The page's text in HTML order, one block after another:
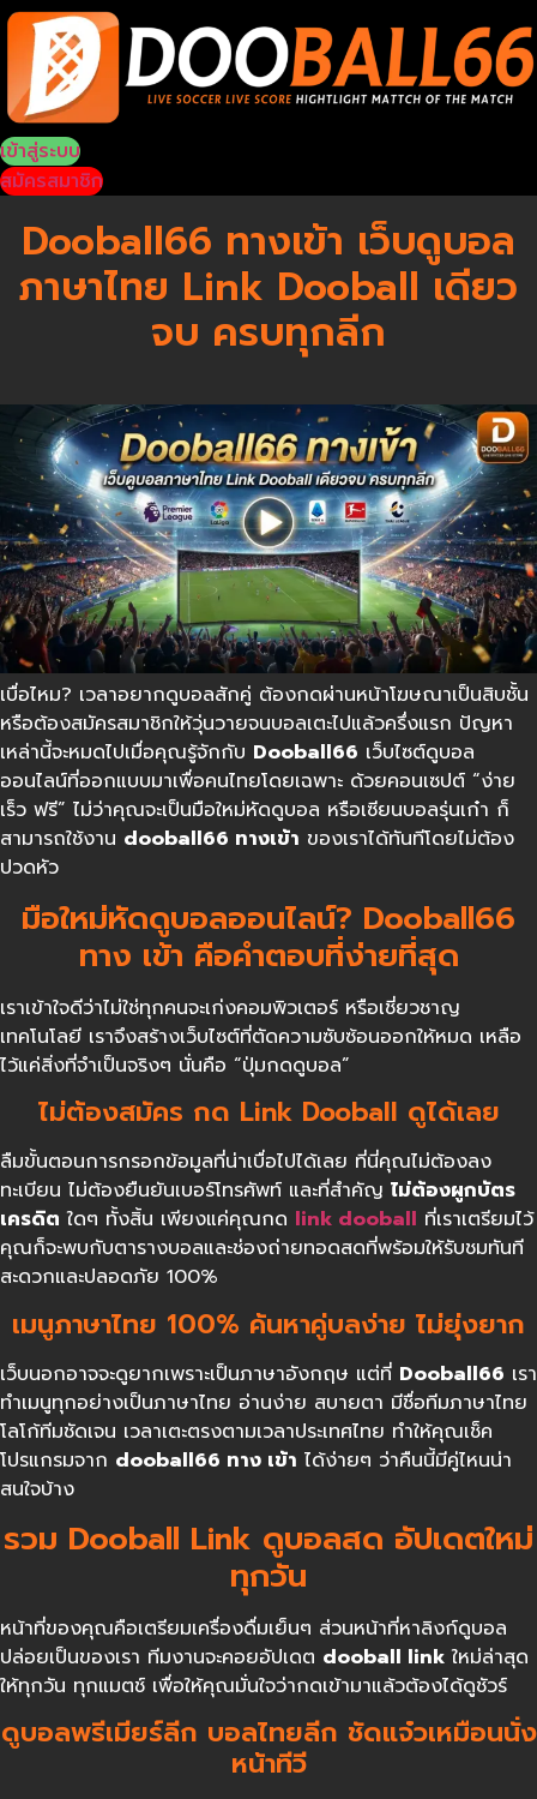
Skip
content
เข้าสู่ระบบ
สมัครสมาชิก
Dooball66 ทางเข้า เว็บดูบอล
ภาษาไทย Link Dooball เดียว
จบ ครบทุกลีก
เบื่อไหม? เวลาอยากดูบอลสักคู่ ต้องกดผ่านหน้าโฆษณาเป็นสิบชั้น
หรือต้องสมัครสมาชิกให้วุ่นวายจนบอลเตะไปแล้วครึ่งแรก ปัญหา
เหล่านี้จะหมดไปเมื่อคุณรู้จักกับ Dooball66 เว็บไซต์ดูบอล
ออนไลน์ที่ออกแบบมาเพื่อคนไทยโดยเฉพาะ ด้วยคอนเซปต์ “ง่าย
เร็ว ฟรี” ไม่ว่าคุณจะเป็นมือใหม่หัดดูบอล หรือเซียนบอลรุ่นเก๋า ก็
สามารถใช้งาน dooball66 ทางเข้า ของเราได้ทันทีโดยไม่ต้อง
ปวดหัว
มือใหม่หัดดูบอลออนไลน์? Dooball66
ทาง เข้า คือคำตอบที่ง่ายที่สุด
เราเข้าใจดีว่าไม่ใช่ทุกคนจะเก่งคอมพิวเตอร์ หรือเชี่ยวชาญ
เทคโนโลยี เราจึงสร้างเว็บไซต์ที่ตัดความซับซ้อนออกให้หมด เหลือ
ไว้แค่สิ่งที่จำเป็นจริงๆ นั่นคือ “ปุ่มกดดูบอล”
ไม่ต้องสมัคร กด Link Dooball ดูได้เลย
ลืมขั้นตอนการกรอกข้อมูลที่น่าเบื่อไปได้เลย ที่นี่คุณไม่ต้องลง
ทะเบียน ไม่ต้องยืนยันเบอร์โทรศัพท์ และที่สำคัญ ไม่ต้องผูกบัตร
เครดิต ใดๆ ทั้งสิ้น เพียงแค่คุณกด link dooball ที่เราเตรียมไว้
คุณก็จะพบกับตารางบอลและช่องถ่ายทอดสดที่พร้อมให้รับชมทันที
สะดวกและปลอดภัย 100%
เมนูภาษาไทย 100% ค้นหาคู่บลง่าย ไม่ยุ่งยาก
เว็บนอกอาจจะดูยากเพราะเป็นภาษาอังกฤษ แต่ที่ Dooball66 เรา
ทำเมนูทุกอย่างเป็นภาษาไทย อ่านง่าย สบายตา มีชื่อทีมภาษาไทย
โลโก้ทีมชัดเจน เวลาเตะตรงตามเวลาประเทศไทย ทำให้คุณเช็ค
โปรแกรมจาก dooball66 ทาง เข้า ได้ง่ายๆ ว่าคืนนี้มีคู่ไหนน่า
สนใจบ้าง
รวม Dooball Link ดูบอลสด อัปเดตใหม่
ทุกวัน
หน้าที่ของคุณคือเตรียมเครื่องดื่มเย็นๆ ส่วนหน้าที่หาลิงก์ดูบอล
ปล่อยเป็นของเรา ทีมงานจะคอยอัปเดต dooball link ใหม่ล่าสุด
ให้ทุกวัน ทุกแมตช์ เพื่อให้คุณมั่นใจว่ากดเข้ามาแล้วต้องได้ดูชัวร์
ดูบอลพรีเมียร์ลีก บอลไทยลีก ชัดแจ๋วเหมือนนั่ง
หน้าทีวี